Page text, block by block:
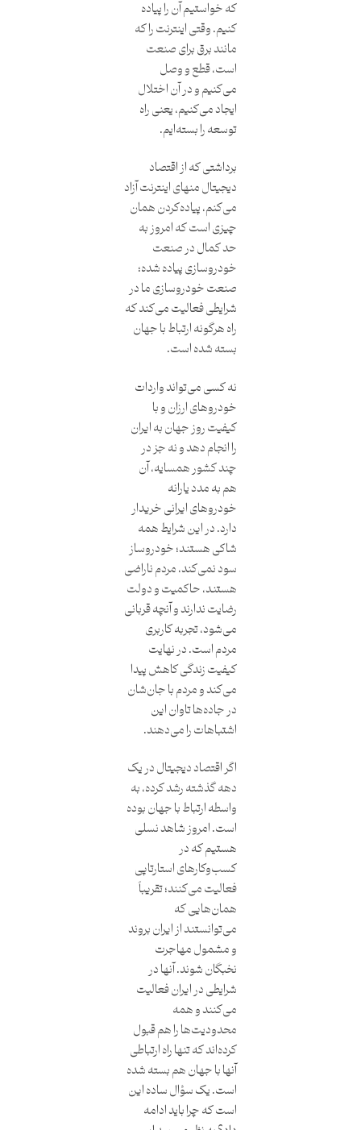
که خواستیم آن را پیاده
کنیم. وقتی اینترنت را که
مانند برق برای صنعت
است، قطع و وصل
می‌کنیم و در آن اختلال
ایجاد می‌کنیم، یعنی راه
توسعه را بسته‌ایم.
برداشتی که از اقتصاد
دیجیتال منهای اینترنت آزاد
می‌کنم، پیاده‌کردن همان
چیزی است که امروز به
حد کمال در صنعت
خودروسازی پیاده شده؛
صنعت خودروسازی ما در
شرایطی فعالیت می‌کند که
راه هرگونه ارتباط با جهان
بسته شده است.
نه کسی می‌تواند واردات
خودروهای ارزان و با
کیفیت روز جهان به ایران
را انجام دهد و نه جز در
چند کشور همسایه، آن
هم به مدد یارانه
خودروهای ایرانی خریدار
دارد. در این شرایط همه
شاکی هستند؛ خودروساز
سود نمی‌کند، مردم ناراضی
هستند، حاکمیت و دولت
رضایت ندارند و آنچه قربانی
می‌شود، تجربه کاربری
مردم است. در نهایت
کیفیت زندگی کاهش پیدا
می‌کند و مردم با جان‌شان
در جاده‌ها تاوان این
اشتباهات را می‌دهند.
اگر اقتصاد دیجیتال در یک
دهه گذشته رشد کرده، به
واسطه ارتباط با جهان بوده
است. امروز شاهد نسلی
هستیم که در
کسب‌وکارهای استارتاپی
فعالیت می‌کنند؛ تقریباً
همان‌هایی که
می‌توانستند از ایران بروند
و مشمول مهاجرت
نخبگان شوند. آنها در
شرایطی در ایران فعالیت
می‌کنند و همه
محدودیت‌ها را هم قبول
کرده‌اند که تنها راه ارتباطی
آنها با جهان هم بسته شده
است. یک سؤال ساده این
است که چرا باید ادامه